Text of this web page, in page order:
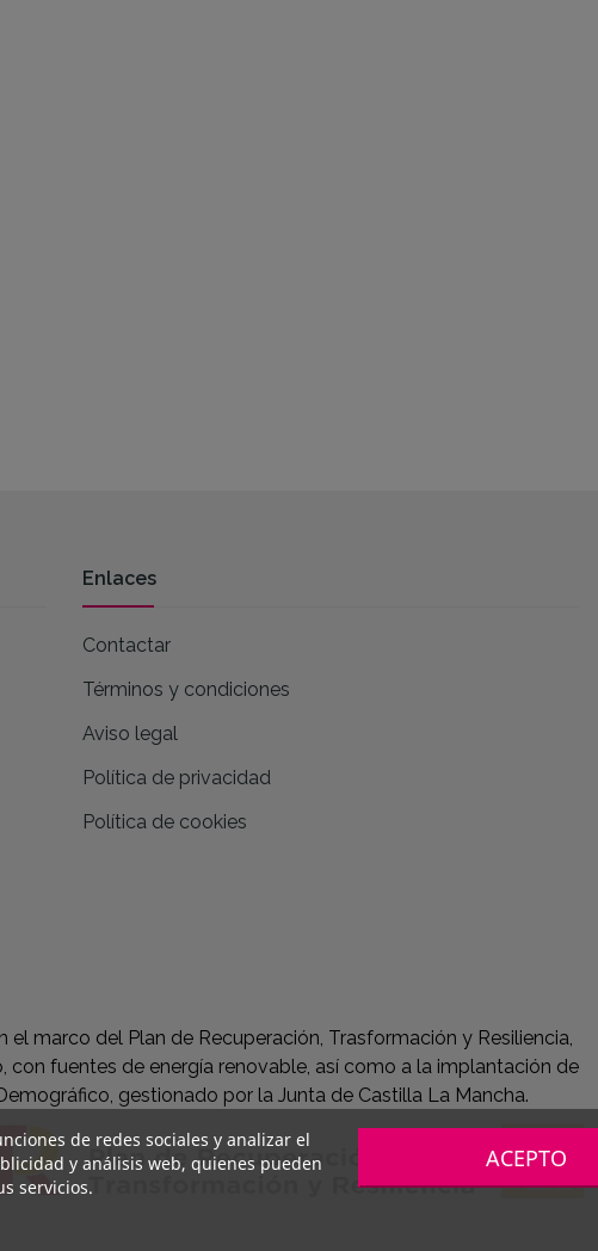
Enlaces
Contactar
Términos y condiciones
Aviso legal
Política de privacidad
Política de cookies
marco del Plan de Recuperación, Trasformación y Resiliencia,
fuentes de energía renovable, así como a la implantación de
gestionado por la Junta de Castilla La Mancha.
de redes sociales y analizar el
y análisis web, quienes pueden
servicios.
ACEPTO